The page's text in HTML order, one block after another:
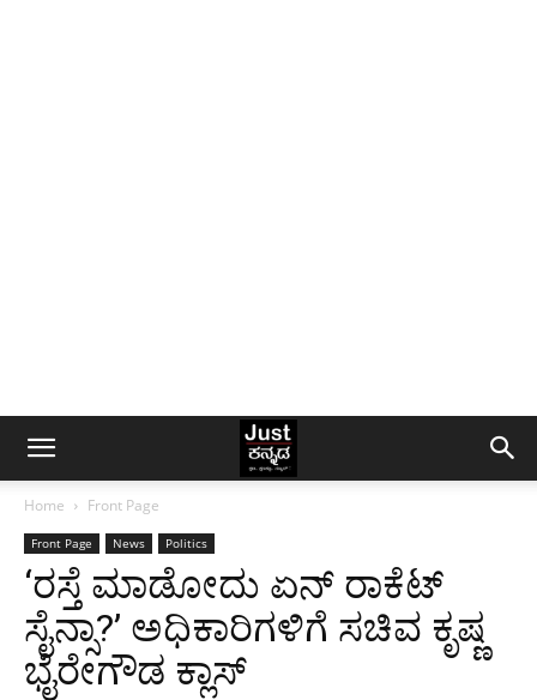
Home Front Page
Front Page News Politics
‘ರಸ್ತೆ ಮಾಡೋದು ಏನ್ ರಾಕೆಟ್
ಸೈನ್ಸಾ?’ ಅಧಿಕಾರಿಗಳಿಗೆ ಸಚಿವ ಕೃಷ್ಣ
ಭೈರೇಗೌಡ ಕ್ಲಾಸ್